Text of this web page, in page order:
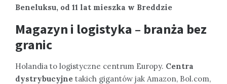
Beneluksu, od 11 lat mieszka w Breddzie
Magazyn i logistyka – branża bez
granic
Holandia to logistyczne centrum Europy. Centra
dystrybucyjne takich gigantów jak Amazon, Bol.com,